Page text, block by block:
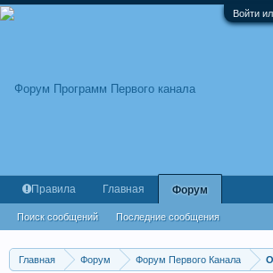
Войти
Главная Форум Форум Первого Канала
Правила Главная Форум
Поиск сообщений Последние сообщения